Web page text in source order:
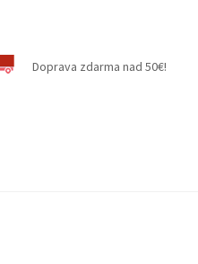
Doprava zdarma nad 50€!